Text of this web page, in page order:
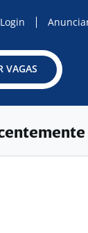
Login
VAGAS